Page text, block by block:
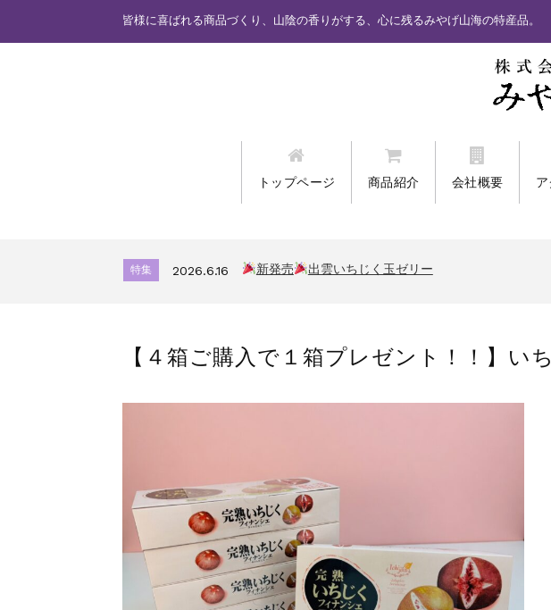
皆様に喜ばれる商品づくり、山陰の香りがする、心に残るみやげ山海の特産品。
トップページ 商品紹介 会社概要
特集 2026.6.16 新発売 出雲いちじく玉ゼリー
特集 2025.6.16 カード情報が適切ではありません。「カード番号再入
【４箱ご購入で１箱プレゼント！！】い